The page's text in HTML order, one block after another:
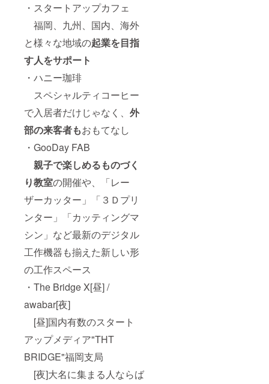
・スタートアップカフェ
福岡、九州、国内、海外
と様々な地域の起業を目指
す人をサポート
・ハニー珈琲
スペシャルティコーヒー
で入居者だけじゃなく、 外
部の来客者もおもてなし
・GooDay FAB
親子で楽しめるものづく
り教室の開催や、「レー
ザーカッター」「３Ｄプリ
ンター」「カッティングマ
シン」など最新のデジタル
工作機器も揃えた新しい形
の工作スペース
・The Bridge X[昼] /
awabar[夜]
[昼]国内有数のスタート
アップメディア"THT
BRIDGE"福岡支局
[夜]大名に集まる人ならば